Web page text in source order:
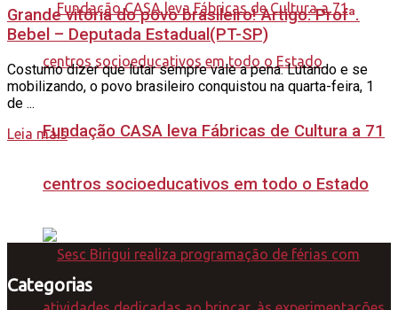
Fundação CASA leva Fábricas de Cultura a 71
centros socioeducativos em todo o Estado
Grande vitória do povo brasileiro! Artigo: Profª.
Bebel – Deputada Estadual(PT-SP)
Costumo dizer que lutar sempre vale a pena. Lutando e se
mobilizando, o povo brasileiro conquistou na quarta-feira, 1
de ...
Leia mais
Categorias